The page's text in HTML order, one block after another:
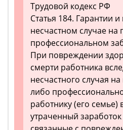
Трудовой кодекс РФ
Статья 184. Гарантии
несчастном случае на
профессиональном
При повреждении
смерти работника
несчастного случая
либо
работнику (его
утраченный